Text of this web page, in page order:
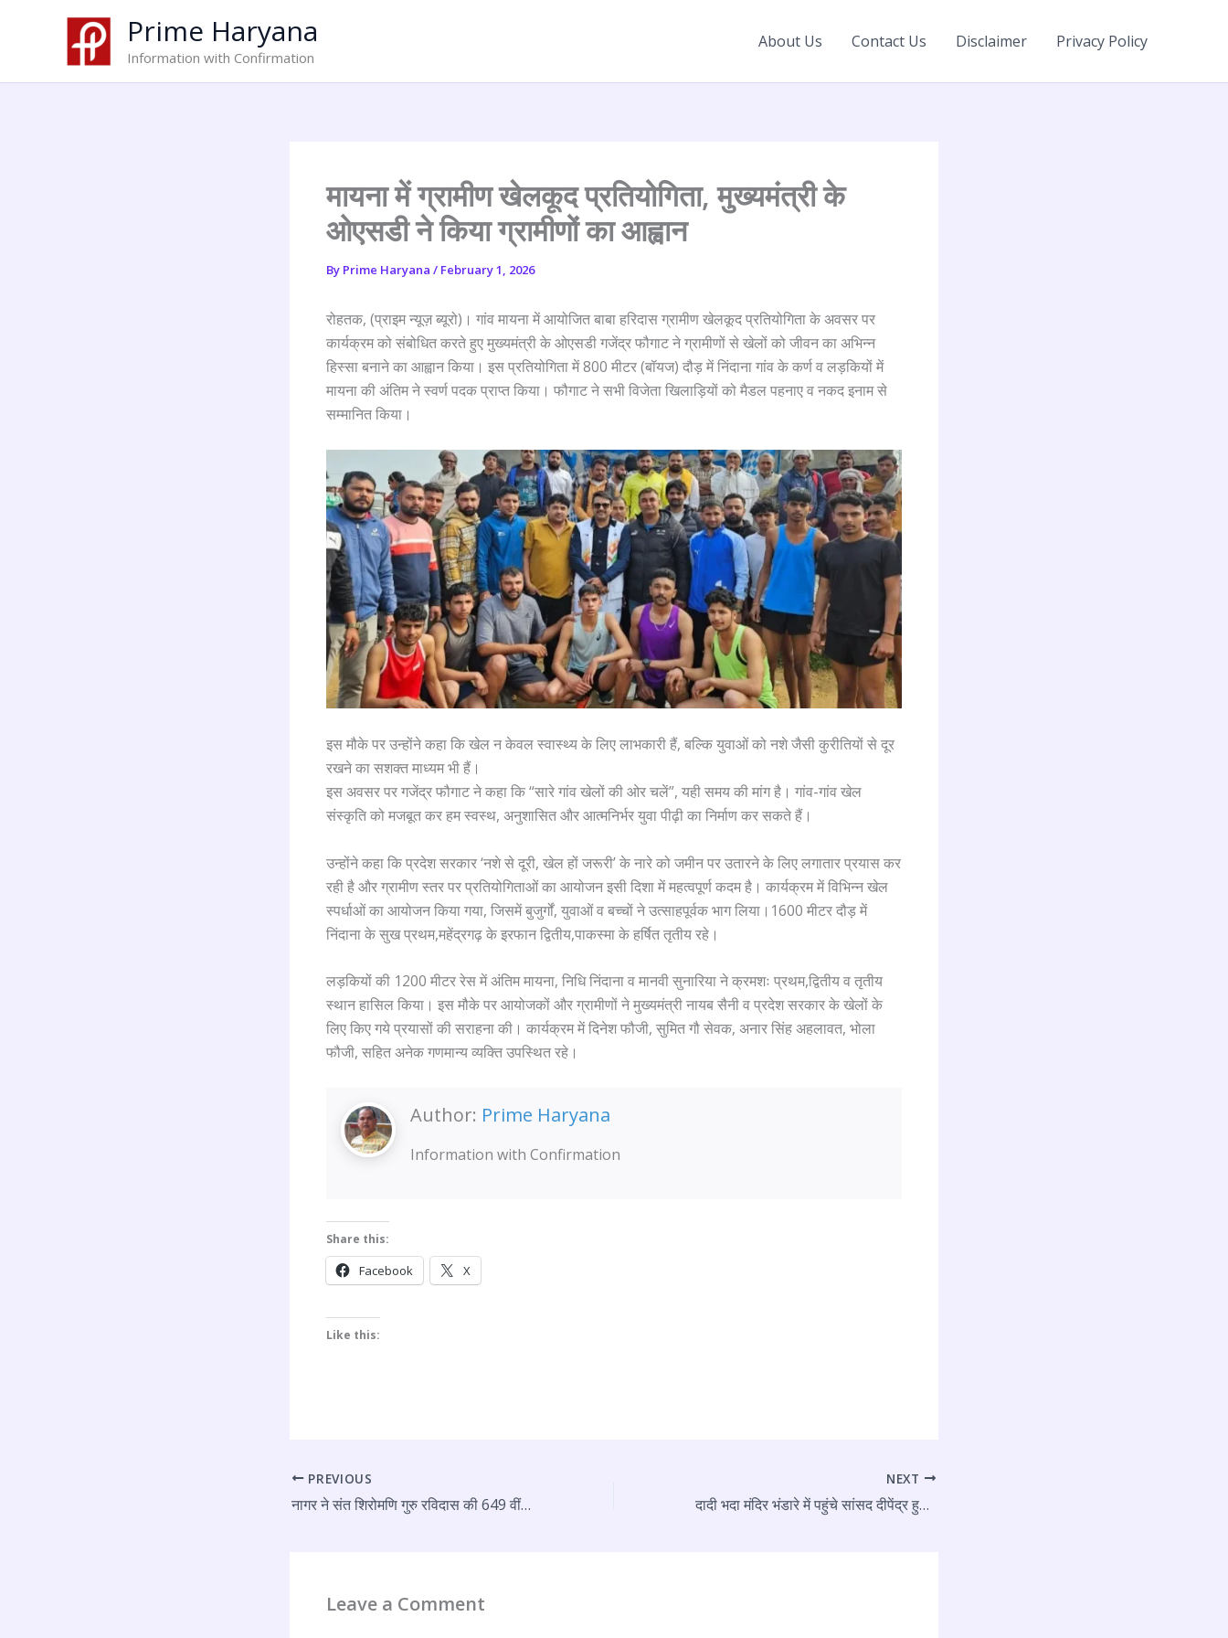
Prime Haryana
Information with Confirmation
About Us Contact Us Disclaimer Privacy Policy
मायना में ग्रामीण खेलकूद प्रतियोगिता, मुख्यमंत्री के
ओएसडी ने किया ग्रामीणों का आह्वान
By Prime Haryana / February 1, 2026
रोहतक, (प्राइम न्यूज़ ब्यूरो)। गांव मायना में आयोजित बाबा हरिदास ग्रामीण खेलकूद प्रतियोगिता के अवसर पर
कार्यक्रम को संबोधित करते हुए मुख्यमंत्री के ओएसडी गजेंद्र फौगाट ने ग्रामीणों से खेलों को जीवन का अभिन्न
हिस्सा बनाने का आह्वान किया। इस प्रतियोगिता में 800 मीटर (बॉयज) दौड़ में निंदाना गांव के कर्ण व लड़कियों में
मायना की अंतिम ने स्वर्ण पदक प्राप्त किया। फौगाट ने सभी विजेता खिलाड़ियों को मैडल पहनाए व नकद इनाम से
सम्मानित किया।
इस मौके पर उन्होंने कहा कि खेल न केवल स्वास्थ्य के लिए लाभकारी हैं, बल्कि युवाओं को नशे जैसी कुरीतियों से दूर
रखने का सशक्त माध्यम भी हैं।
इस अवसर पर गजेंद्र फौगाट ने कहा कि “सारे गांव खेलों की ओर चलें”, यही समय की मांग है। गांव-गांव खेल
संस्कृति को मजबूत कर हम स्वस्थ, अनुशासित और आत्मनिर्भर युवा पीढ़ी का निर्माण कर सकते हैं।
उन्होंने कहा कि प्रदेश सरकार ‘नशे से दूरी, खेल हों जरूरी’ के नारे को जमीन पर उतारने के लिए लगातार प्रयास कर
रही है और ग्रामीण स्तर पर प्रतियोगिताओं का आयोजन इसी दिशा में महत्वपूर्ण कदम है। कार्यक्रम में विभिन्न खेल
स्पर्धाओं का आयोजन किया गया, जिसमें बुजुर्गों, युवाओं व बच्चों ने उत्साहपूर्वक भाग लिया।1600 मीटर दौड़ में
निंदाना के सुख प्रथम,महेंद्रगढ़ के इरफान द्वितीय,पाकस्मा के हर्षित तृतीय रहे।
लड़कियों की 1200 मीटर रेस में अंतिम मायना, निधि निंदाना व मानवी सुनारिया ने क्रमशः प्रथम,द्वितीय व तृतीय
स्थान हासिल किया। इस मौके पर आयोजकों और ग्रामीणों ने मुख्यमंत्री नायब सैनी व प्रदेश सरकार के खेलों के
लिए किए गये प्रयासों की सराहना की। कार्यक्रम में दिनेश फौजी, सुमित गौ सेवक, अनार सिंह अहलावत, भोला
फौजी, सहित अनेक गणमान्य व्यक्ति उपस्थित रहे।
Author: Prime Haryana
Information with Confirmation
Share this:
Facebook X
Like this:
PREVIOUS
नागर ने संत शिरोमणि गुरु रविदास की 649 वीं जयंती पर संत को किया नमन
NEXT
दादी भदा मंदिर भंडारे में पहुंचे सांसद दीपेंद्र हुड्डा, बोले, इतिहास पर गर्व ही हमारी असली पहचान
Leave a Comment